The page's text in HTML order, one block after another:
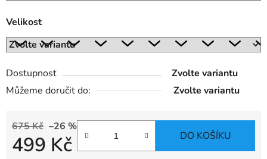
Velikost
Dostupnost
Zvolte variantu
Můžeme doručit do:
Zvolte variantu
675 Kč –26 %
499 Kč DO KOŠÍKU